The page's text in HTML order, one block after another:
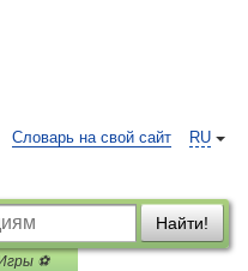
RU
Словарь на свой сайт
Найти!
⚽